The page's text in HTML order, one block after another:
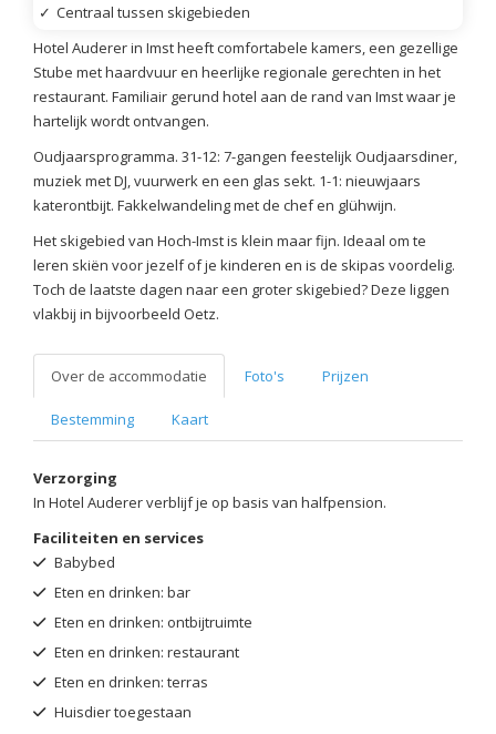
✓ Centraal tussen skigebieden
Hotel Auderer in Imst heeft comfortabele kamers, een gezellige
Stube met haardvuur en heerlijke regionale gerechten in het
restaurant. Familiair gerund hotel aan de rand van Imst waar je
hartelijk wordt ontvangen.
Oudjaarsprogramma. 31-12: 7-gangen feestelijk Oudjaarsdiner,
muziek met DJ, vuurwerk en een glas sekt. 1-1: nieuwjaars
katerontbijt. Fakkelwandeling met de chef en glühwijn.
Het skigebied van Hoch-Imst is klein maar fijn. Ideaal om te
leren skiën voor jezelf of je kinderen en is de skipas voordelig.
Toch de laatste dagen naar een groter skigebied? Deze liggen
vlakbij in bijvoorbeeld Oetz.
Over de accommodatie Foto's Prijzen
Bestemming Kaart
Verzorging
In Hotel Auderer verblijf je op basis van halfpension.
Faciliteiten en services
Babybed
Eten en drinken: bar
Eten en drinken: ontbijtruimte
Eten en drinken: restaurant
Eten en drinken: terras
Huisdier toegestaan